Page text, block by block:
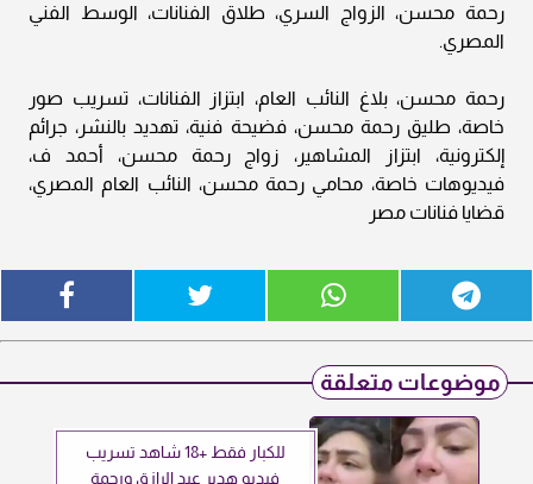
رحمة محسن، الزواج السري، طلاق الفنانات، الوسط الفني
المصري.
رحمة محسن، بلاغ النائب العام، ابتزاز الفنانات، تسريب صور
خاصة، طليق رحمة محسن، فضيحة فنية، تهديد بالنشر، جرائم
إلكترونية، ابتزاز المشاهير، زواج رحمة محسن، أحمد ف،
فيديوهات خاصة، محامي رحمة محسن، النائب العام المصري،
قضايا فنانات مصر
موضوعات متعلقة
للكبار فقط +18 شاهد تسريب
فيديو هدير عبد الرازق ورحمة